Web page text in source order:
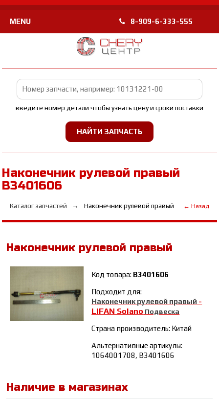
MENU 8-909-6-333-555
введите номер детали чтобы узнать цену и сроки поставки
Наконечник рулевой правый
B3401606
Каталог запчастей Наконечник рулевой правый ← Назад
Наконечник рулевой правый
Код товара: B3401606
Подходит для:
Наконечник рулевой правый -
LIFAN Solano Подвеска
Страна производитель: Китай
Альтернативные артикулы:
1064001708, B3401606
Наличие в магазинах